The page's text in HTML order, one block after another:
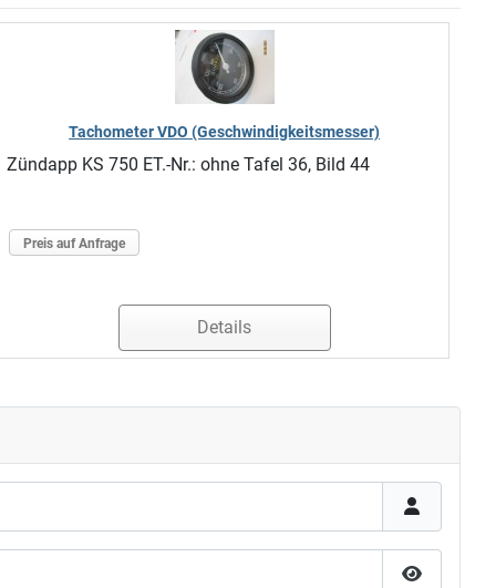
Tachometer VDO (Geschwindigkeitsmesser)
Zündapp KS 750 ET.-Nr.: ohne Tafel 36, Bild 44
Preis auf Anfrage
Details